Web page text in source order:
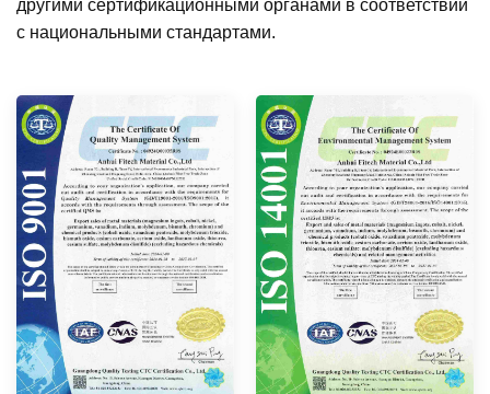
другими сертификационными органами в соответствии
с национальными стандартами.